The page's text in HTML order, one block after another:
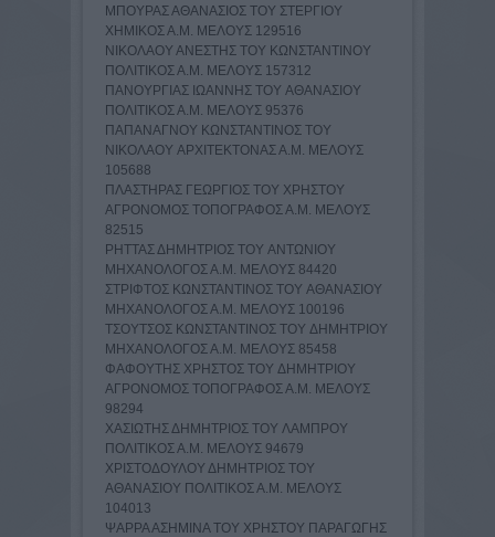
ΜΠΟΥΡΑΣ ΑΘΑΝΑΣΙΟΣ TOY ΣΤΕΡΓΙΟY
ΧΗΜΙΚΟΣ Α.Μ. ΜΕΛΟΥΣ 129516
ΝΙΚΟΛΑΟΥ ΑΝΕΣΤΗΣ TOY ΚΩΝΣΤΑΝΤΙΝΟY
ΠΟΛΙΤΙΚΟΣ Α.Μ. ΜΕΛΟΥΣ 157312
ΠΑΝΟΥΡΓΙΑΣ ΙΩΑΝΝΗΣ TOY ΑΘΑΝΑΣΙΟY
ΠΟΛΙΤΙΚΟΣ Α.Μ. ΜΕΛΟΥΣ 95376
ΠΑΠΑΝΑΓΝΟΥ ΚΩΝΣΤΑΝΤΙΝΟΣ TOY
ΝΙΚΟΛΑΟY ΑΡΧΙΤΕΚΤΟΝΑΣ Α.Μ. ΜΕΛΟΥΣ
105688
ΠΛΑΣΤΗΡΑΣ ΓΕΩΡΓΙΟΣ TOY ΧΡΗΣΤΟY
ΑΓΡΟΝΟΜΟΣ ΤΟΠΟΓΡΑΦΟΣ Α.Μ. ΜΕΛΟΥΣ
82515
ΡΗΤΤΑΣ ΔΗΜΗΤΡΙΟΣ TOY ΑΝΤΩΝΙΟY
ΜΗΧΑΝΟΛΟΓΟΣ Α.Μ. ΜΕΛΟΥΣ 84420
ΣΤΡΙΦΤΟΣ ΚΩΝΣΤΑΝΤΙΝΟΣ TOY ΑΘΑΝΑΣΙΟY
ΜΗΧΑΝΟΛΟΓΟΣ Α.Μ. ΜΕΛΟΥΣ 100196
ΤΣΟΥΤΣΟΣ ΚΩΝΣΤΑΝΤΙΝΟΣ TOY ΔΗΜΗΤΡΙΟY
ΜΗΧΑΝΟΛΟΓΟΣ Α.Μ. ΜΕΛΟΥΣ 85458
ΦΑΦΟΥΤΗΣ ΧΡΗΣΤΟΣ TOY ΔΗΜΗΤΡΙΟY
ΑΓΡΟΝΟΜΟΣ ΤΟΠΟΓΡΑΦΟΣ Α.Μ. ΜΕΛΟΥΣ
98294
ΧΑΣΙΩΤΗΣ ΔΗΜΗΤΡΙΟΣ TOY ΛΑΜΠΡΟY
ΠΟΛΙΤΙΚΟΣ Α.Μ. ΜΕΛΟΥΣ 94679
ΧΡΙΣΤΟΔΟΥΛΟΥ ΔΗΜΗΤΡΙΟΣ TOY
ΑΘΑΝΑΣΙΟY ΠΟΛΙΤΙΚΟΣ Α.Μ. ΜΕΛΟΥΣ
104013
ΨΑΡΡΑ ΑΣΗΜΙΝΑ TOY ΧΡΗΣΤΟY ΠΑΡΑΓΩΓΗΣ